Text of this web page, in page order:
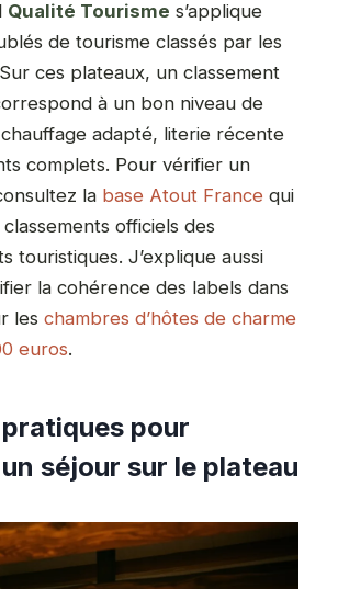
Qualité Tourisme s’applique
de tourisme classés par les
ces plateaux, un classement
à un bon niveau de
adapté, literie récente
complets. Pour vérifier un
la base Atout France qui
officiels des
touristiques. J’explique aussi
la cohérence des labels dans
les chambres d’hôtes de charme
euros.
pour
séjour sur le plateau